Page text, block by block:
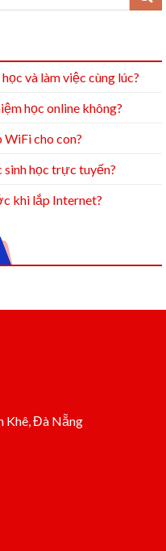
và làm việc cùng lúc?
học online không?
cho con?
học trực tuyến?
khi lắp Internet?
Khê, Đà Nẵng